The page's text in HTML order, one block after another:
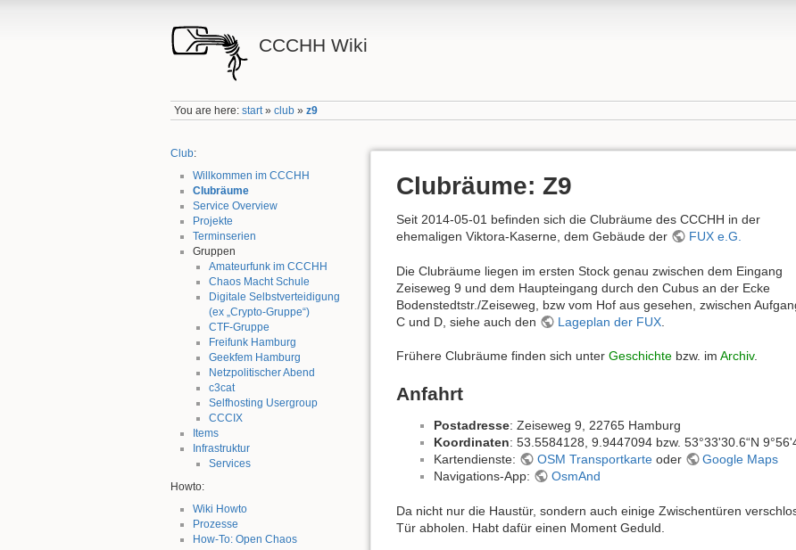
CCCHH Wiki
You are here:start»club »z9
Club:
Willkommen im CCCHH
Clubräume
Service Overview
Projekte
Terminserien
Gruppen
Amateurfunk im CCCHH
Chaos Macht Schule
Digitale Selbstverteidigung
(ex „Crypto-Gruppe“)
CTF-Gruppe
Freifunk Hamburg
Geekfem Hamburg
Netzpolitischer Abend
c3cat
Selfhosting Usergroup
CCCIX
Items
Infrastruktur
Services
Howto:
Wiki Howto
Prozesse
How-To: Open Chaos
Clubräume: Z9
Seit 2014-05-01 befinden sich die Clubräume des CCCHH in der
ehemaligen Viktora-Kaserne, dem Gebäude der
FUX e.G.
Die Clubräume liegen im ersten Stock genau zwischen dem Eingang
Zeiseweg 9 und dem Haupteingang durch den Cubus an der Ecke
Bodenstedtstr./Zeiseweg, bzw vom Hof aus gesehen, zwischen
C und D, siehe auch den
Lageplan der FUX.
Frühere Clubräume finden sich unter Geschichte bzw. im Archiv.
Anfahrt
Postadresse: Zeiseweg 9, 22765 Hamburg
Koordinaten: 53.5584128, 9.9447094 bzw. 53°33'30.6“N
Kartendienste:
OSM Transportkarteoder
Google Maps
Navigations-App:
OsmAnd
Da nicht nur die Haustür, sondern auch einige Zwischentüren
Tür abholen. Habt dafür einen Moment Geduld.